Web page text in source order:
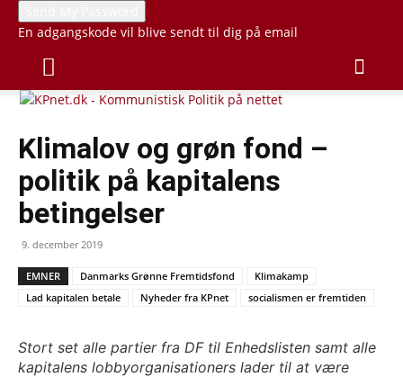
En adgangskode vil blive sendt til dig på email
Klimalov og grøn fond –
politik på kapitalens
betingelser
9. december 2019
EMNER Danmarks Grønne Fremtidsfond
Klimakamp
Lad kapitalen betale
Nyheder fra KPnet socialismen er fremtiden
Stort set alle partier fra DF til Enhedslisten samt alle
kapitalens lobbyorganisationers lader til at være